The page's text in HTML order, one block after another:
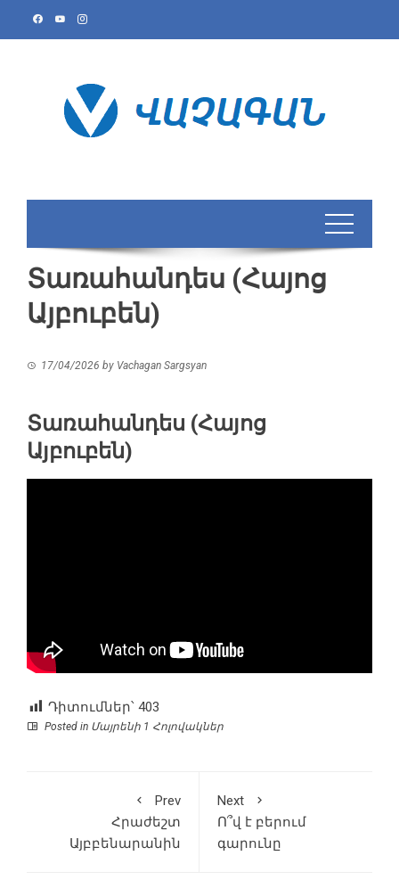
Տառահանդես (Հայոց
Այբուբեն)
17/04/2026 by Vachagan Sargsyan
Տառահանդես (Հայոց
Այբուբեն)
Դիտումներ՝ 403
Posted in Մայրենի 1 Հոլովակներ
Prev
Հրաժեշտ
Այբբենարանին
Next
Ո՞վ է բերում
գարունը